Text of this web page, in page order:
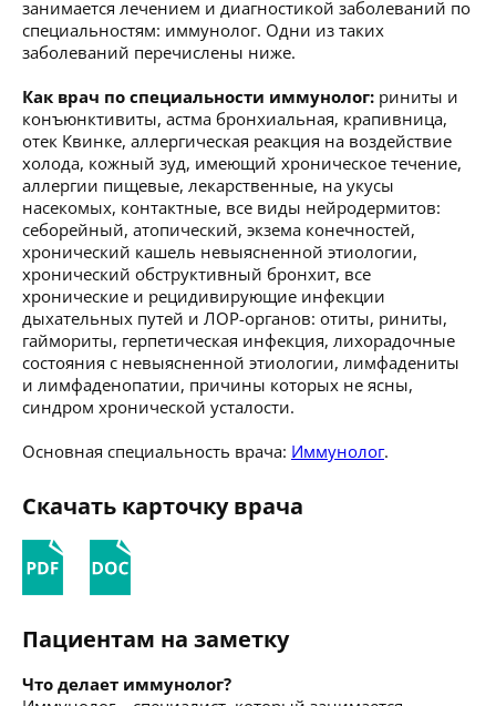
занимается лечением и диагностикой заболеваний по
специальностям: иммунолог. Одни из таких
заболеваний перечислены ниже.
Как врач по специальности иммунолог: риниты и
конъюнктивиты, астма бронхиальная, крапивница,
отек Квинке, аллергическая реакция на воздействие
холода, кожный зуд, имеющий хроническое течение,
аллергии пищевые, лекарственные, на укусы
насекомых, контактные, все виды нейродермитов:
себорейный, атопический, экзема конечностей,
хронический кашель невыясненной этиологии,
хронический обструктивный бронхит, все
хронические и рецидивирующие инфекции
дыхательных путей и ЛОР-органов: отиты, риниты,
гаймориты, герпетическая инфекция, лихорадочные
состояния с невыясненной этиологии, лимфадениты
и лимфаденопатии, причины которых не ясны,
синдром хронической усталости.
Основная специальность врача: Иммунолог.
Скачать карточку врача
Пациентам на заметку
Что делает иммунолог?